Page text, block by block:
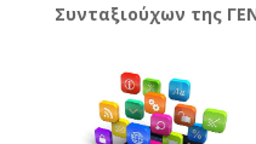
Συνταξιούχων της